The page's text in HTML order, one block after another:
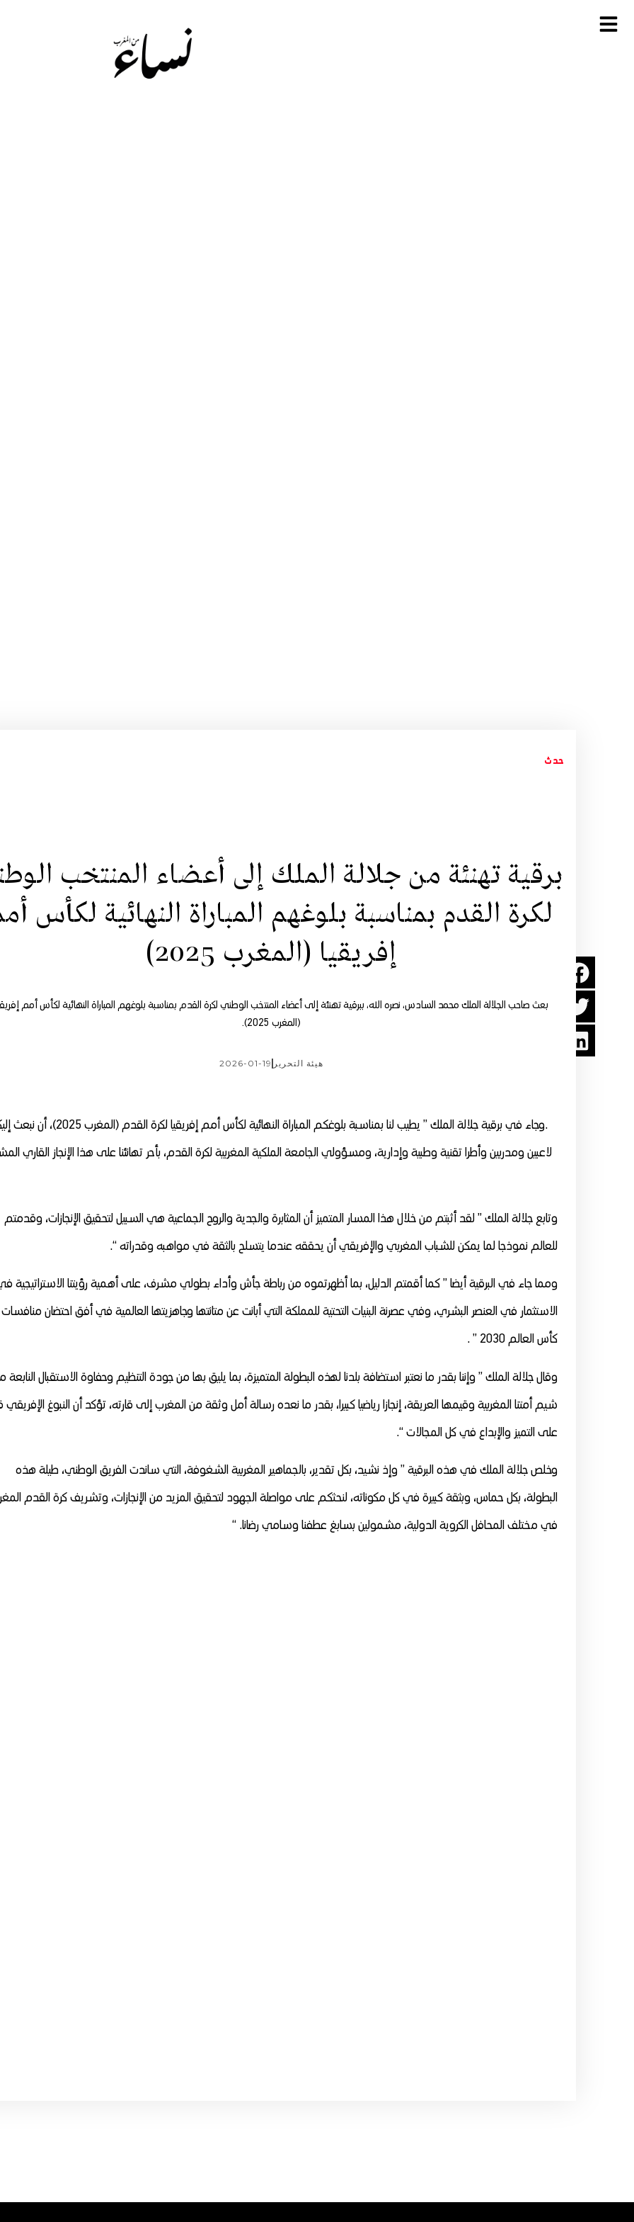
حدث
برقية تهنئة من جلالة الملك إلى أعضاء المنتخب
لكرة القدم بمناسبة بلوغهم المباراة النهائية لكأس
إفريقيا (المغرب 2025)
بعث صاحب الجلالة الملك محمد السادس، نصره الله، ببرقية تهنئة إلى أعضاء المنتخب الوطني لكرة القدم بمناسبة بلوغهم المباراة النهائية لكأس أمم
(المغرب 2025).
هيئة التحرير 2026-01-19
.وجاء في برقية جلالة الملك ” يطيب لنا بمناسبة بلوغكم المباراة النهائية لكأس أمم إفريقيا لكرة
لاعبين ومدربين وأطرا تقنية وطبية وإدارية، ومسؤولي الجامعة الملكية المغربية لكرة القدم، بأحر تهانئنا على هذا الإنجاز القاري
وتابع جلالة الملك ” لقد أثبتم من خلال هذا المسار المتميز أن المثابرة والجدية والروح الجماعية هي السبيل لتحقيق الإنجازات، وقدمتم
للعالم نموذجا لما يمكن للشباب المغربي والإفريقي أن يحققه عندما يتسلح بالثقة في مواهبه وقدراته “.
ومما جاء في البرقية أيضا ” كما أقمتم الدليل، بما أظهرتموه من رباطة جأش وأداء بطولي مشرف، على أهمية رؤيتنا الاستراتيجية
الاستثمار في العنصر البشري، وفي عصرنة البنيات التحتية للمملكة التي أبانت عن متانتها وجاهزيتها العالمية في أفق احتضان منافسات
كأس العالم 2030 ” .
وقال جلالة الملك ” وإننا بقدر ما نعتبر استضافة بلدنا لهذه البطولة المتميزة، بما يليق بها من جودة التنظيم وحفاوة الاستقبال النابعة
شيم أمتنا المغربية وقيمها العريقة، إنجازا رياضيا كبيرا، بقدر ما نعده رسالة أمل وثقة من المغرب إلى قارته، تؤكد أن النبوغ الإفريقي
على التميز والإبداع في كل المجالات “.
وخلص جلالة الملك في هذه البرقية ” وإذ نشيد، بكل تقدير، بالجماهير المغربية الشغوفة، التي ساندت الفريق الوطني، طيلة هذه
البطولة، بكل حماس، وبثقة كبيرة في كل مكوناته، لنحثكم على مواصلة الجهود لتحقيق المزيد من الإنجازات، وتشريف كرة القدم
في مختلف المحافل الكروية الدولية، مشمولين بسابغ عطفنا وسامي رضانا. “